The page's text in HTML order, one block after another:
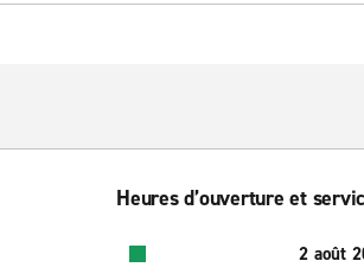
Heures d’ouverture et
2 août